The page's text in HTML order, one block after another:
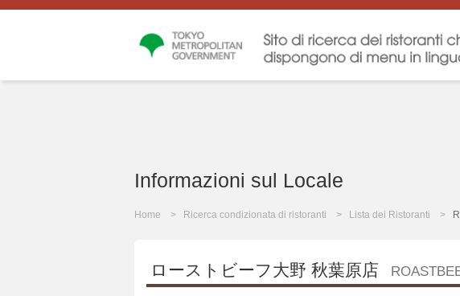
Informazioni sul Locale
Home Ricerca condizionata di ristoranti Lista dei Ristoranti
ローストビーフ大野 秋葉原店